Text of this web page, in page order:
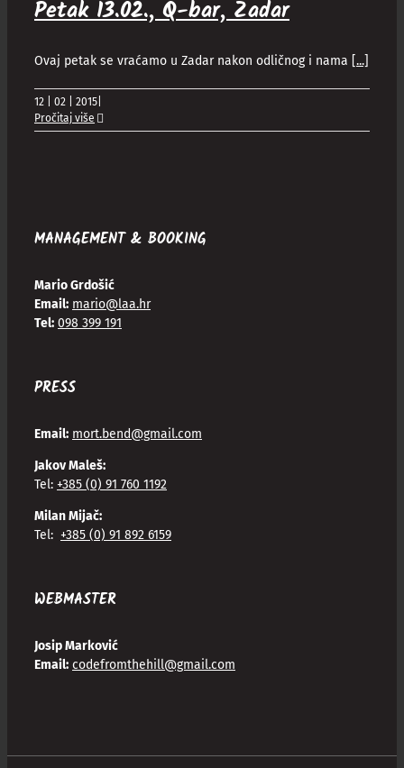
Petak 13.02., Q-bar, Zadar
Ovaj petak se vraćamo u Zadar nakon odličnog i nama [...]
12 | 02 | 2015
Pročitaj više
MANAGEMENT & BOOKING
Mario Grdošić
Email: mario@laa.hr
Tel: 098 399 191
PRESS
Email: mort.bend@gmail.com
Jakov Maleš:
Tel: +385 (0) 91 760 1192
Milan Mijač:
Tel: +385 (0) 91 892 6159
WEBMASTER
Josip Marković
Email: codefromthehill@gmail.com